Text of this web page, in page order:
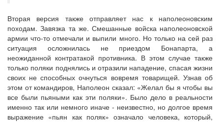
Вторая версия также отправляет нас к наполеоновским
походам. Завязка та же. Смешанные войска наполеоновской
армии что-то отмечали и выпили много. Но только на сей раз
ситуация осложнилась не приездом Бонапарта, а
неожиданной контратакой противника. В этом случае также
только поляки поднялись и отразили нападение, спасая жизни
своих не способных очнуться вовремя товарищей. Узнав об
этом от командиров, Наполеон сказал: «Желал бы я чтобы вы
все были пьяными как эти поляки». Было дело в реальности
именно так или немного иначе - неизвестно, но долгое время
выражение «пьян как поляк» означало человека, который,